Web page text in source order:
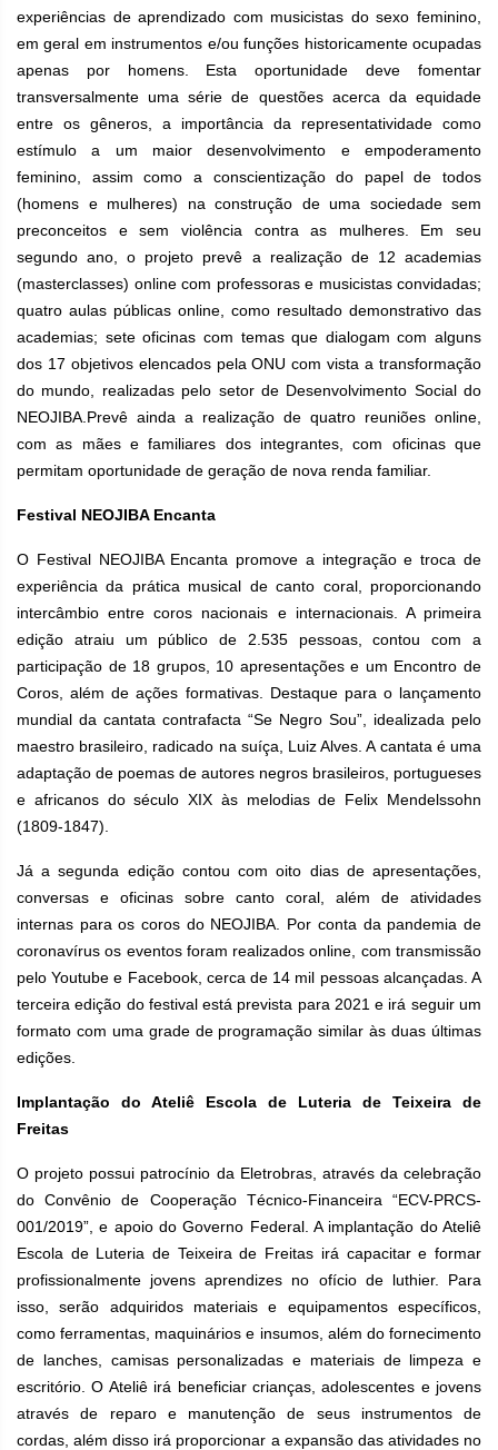
experiências de aprendizado com musicistas do sexo feminino,
em geral em instrumentos e/ou funções historicamente ocupadas
apenas por homens. Esta oportunidade deve fomentar
transversalmente uma série de questões acerca da equidade
entre os gêneros, a importância da representatividade como
estímulo a um maior desenvolvimento e empoderamento
feminino, assim como a conscientização do papel de todos
(homens e mulheres) na construção de uma sociedade sem
preconceitos e sem violência contra as mulheres. Em seu
segundo ano, o projeto prevê a realização de 12 academias
(masterclasses) online com professoras e musicistas convidadas;
quatro aulas públicas online, como resultado demonstrativo das
academias; sete oficinas com temas que dialogam com alguns
dos 17 objetivos elencados pela ONU com vista a transformação
do mundo, realizadas pelo setor de Desenvolvimento Social do
NEOJIBA.Prevê ainda a realização de quatro reuniões online,
com as mães e familiares dos integrantes, com oficinas que
permitam oportunidade de geração de nova renda familiar.
Festival NEOJIBA Encanta
O Festival NEOJIBA Encanta promove a integração e troca de
experiência da prática musical de canto coral, proporcionando
intercâmbio entre coros nacionais e internacionais. A primeira
edição atraiu um público de 2.535 pessoas, contou com a
participação de 18 grupos, 10 apresentações e um Encontro de
Coros, além de ações formativas. Destaque para o lançamento
mundial da cantata contrafacta “Se Negro Sou”, idealizada pelo
maestro brasileiro, radicado na suíça, Luiz Alves. A cantata é uma
adaptação de poemas de autores negros brasileiros, portugueses
e africanos do século XIX às melodias de Felix Mendelssohn
(1809-1847).
Já a segunda edição contou com oito dias de apresentações,
conversas e oficinas sobre canto coral, além de atividades
internas para os coros do NEOJIBA. Por conta da pandemia de
coronavírus os eventos foram realizados online, com transmissão
pelo Youtube e Facebook, cerca de 14 mil pessoas alcançadas. A
terceira edição do festival está prevista para 2021 e irá seguir um
formato com uma grade de programação similar às duas últimas
edições.
Implantação do Ateliê Escola de Luteria de Teixeira de
Freitas
O projeto possui patrocínio da Eletrobras, através da celebração
do Convênio de Cooperação Técnico-Financeira “ECV-PRCS-
001/2019”, e apoio do Governo Federal. A implantação do Ateliê
Escola de Luteria de Teixeira de Freitas irá capacitar e formar
profissionalmente jovens aprendizes no ofício de luthier. Para
isso, serão adquiridos materiais e equipamentos específicos,
como ferramentas, maquinários e insumos, além do fornecimento
de lanches, camisas personalizadas e materiais de limpeza e
escritório. O Ateliê irá beneficiar crianças, adolescentes e jovens
através de reparo e manutenção de seus instrumentos de
cordas, além disso irá proporcionar a expansão das atividades no